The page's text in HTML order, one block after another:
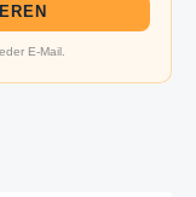
E-Mail.